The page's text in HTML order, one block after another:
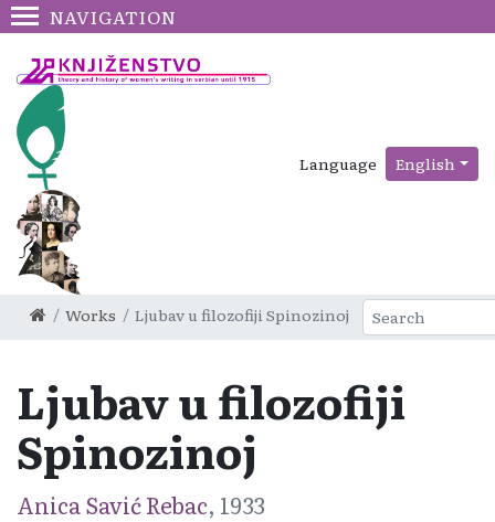
NAVIGATION
Language English
Works Ljubav u filozofiji Spinozinoj
Ljubav u filozofiji
Spinozinoj
Anica Savić Rebac, 1933